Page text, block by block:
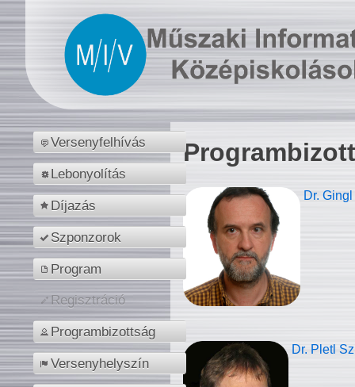
Versenyfelhívás
Lebonyolítás
Díjazás
Szponzorok
Program
Regisztráció
Programbizottság
Versenyhelyszín
Dr.
Dr. Pletl